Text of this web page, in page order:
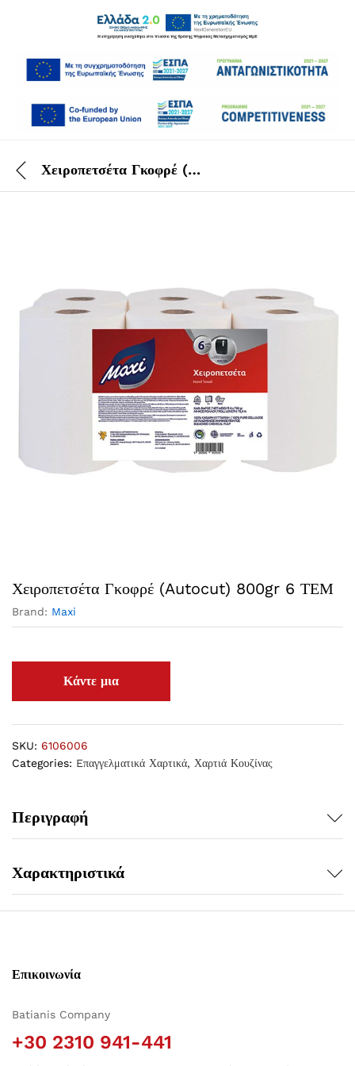
Χειροπετσέτα Γκοφρέ (Autocut) 800gr 6 ΤΕΜ
Χειροπετσέτα Γκοφρέ (Autocut) 800gr 6 ΤΕΜ
Brand: Maxi
SKU: 6106006
Categories: Eπαγγελματικά Χαρτικά, Χαρτιά Κουζίνας
Περιγραφή
Χαρακτηριστικά
Επικοινωνία
Batianis Company
+30 2310 941-441